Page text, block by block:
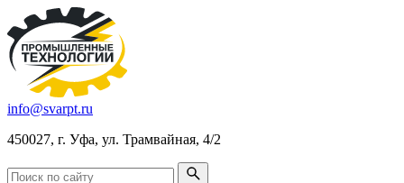
info@svarpt.ru
450027, г. Уфа, ул. Трамвайная, 4/2